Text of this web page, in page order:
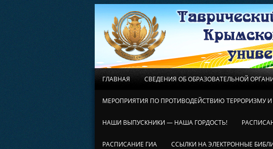
ГЛАВНАЯ СВЕДЕНИЯ ОБ ОБРАЗОВАТЕЛЬНОЙ
МЕРОПРИЯТИЯ ПО ПРОТИВОДЕЙСТВИЮ ТЕРРОРИЗМУ
НАШИ ВЫПУСКНИКИ — НАША ГОРДОСТЬ!
РАСПИСАНИЕ ГИА ССЫЛКИ НА ЭЛЕКТРОННЫЕ